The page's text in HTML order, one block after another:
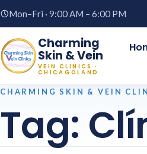
Mon–Fri · 9:00 AM – 6:00 PM
Charming
Skin & Vein
VEIN CLINICS ·
CHICAGOLAND
CHARMING SKIN & VEIN
Tag: